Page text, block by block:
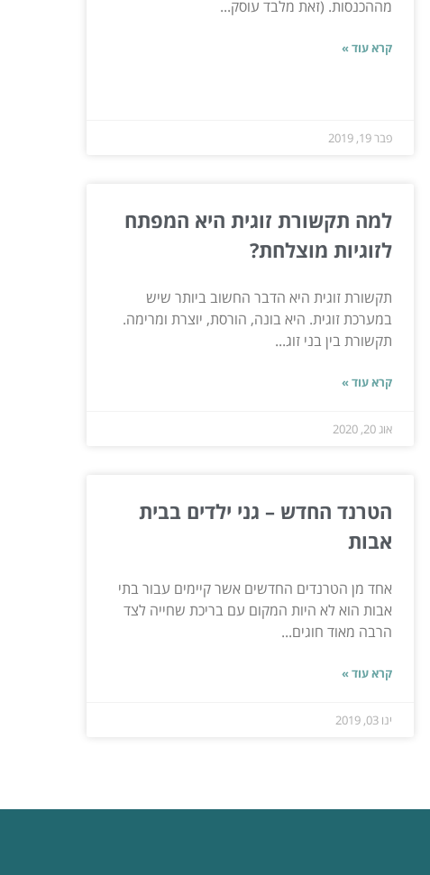
מההכנסות. (זאת מלבד עוסק...
קרא עוד »
פבר 19, 2019
למה תקשורת זוגית היא המפתח
לזוגיות מוצלחת?
תקשורת זוגית היא הדבר החשוב ביותר שיש
במערכת זוגית. היא בונה, הורסת, יוצרת ומרימה.
תקשורת בין בני זוג...
קרא עוד »
אוג 20, 2020
הטרנד החדש – גני ילדים בבית
אבות
אחד מן הטרנדים החדשים אשר קיימים עבור בתי
אבות הוא לא היות המקום עם בריכת שחייה לצד
הרבה מאוד חוגים...
קרא עוד »
ינו 03, 2019